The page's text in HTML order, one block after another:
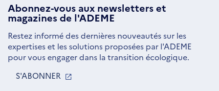
Abonnez-vous aux newsletterset
magazines de l'ADEME
Restez informé des dernières nouveautés sur les
expertises et les solutions proposées par l'ADEME
pour vous engager dans la transition écologique.
S'ABONNER